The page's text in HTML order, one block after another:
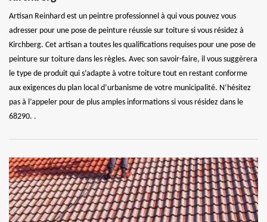
Artisan Reinhard est un peintre professionnel à qui vous pouvez vous
adresser pour une pose de peinture réussie sur toiture si vous résidez à
Kirchberg. Cet artisan a toutes les qualifications requises pour une pose de
peinture sur toiture dans les règles. Avec son savoir-faire, il vous suggèrera
le type de produit qui s’adapte à votre toiture tout en restant conforme
aux exigences du plan local d’urbanisme de votre municipalité. N’hésitez
pas à l’appeler pour de plus amples informations si vous résidez dans le
68290. .